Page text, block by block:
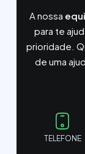
A nossa
para te
prioridade.
de uma
TELEFONE